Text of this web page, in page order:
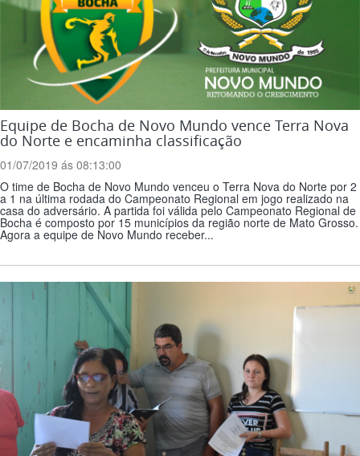
Equipe de Bocha de Novo Mundo vence Terra Nova
do Norte e encaminha classificação
01/07/2019 ás 08:13:00
O time de Bocha de Novo Mundo venceu o Terra Nova do Norte por 2
a 1 na última rodada do Campeonato Regional em jogo realizado na
casa do adversário. A partida foi válida pelo Campeonato Regional de
Bocha é composto por 15 municípios da região norte de Mato Grosso.
Agora a equipe de Novo Mundo receber...